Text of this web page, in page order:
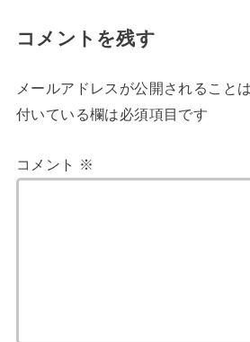
コメントを残す
メールアドレスが公開されること
付いている欄は必須項目です
コメント ※